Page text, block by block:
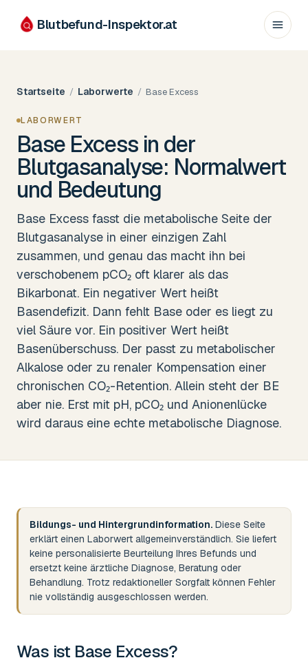
Blutbefund-Inspektor.at
Startseite / Laborwerte / Base Excess
LABORWERT
Base Excess in der
Blutgasanalyse: Normalwert
und Bedeutung
Base Excess fasst die metabolische Seite der
Blutgasanalyse in einer einzigen Zahl
zusammen, und genau das macht ihn bei
verschobenem pCO₂ oft klarer als das
Bikarbonat. Ein negativer Wert heißt
Basendefizit. Dann fehlt Base oder es liegt zu
viel Säure vor. Ein positiver Wert heißt
Basenüberschuss. Der passt zu metabolischer
Alkalose oder zu renaler Kompensation einer
chronischen CO₂-Retention. Allein steht der BE
aber nie. Erst mit pH, pCO₂ und Anionenlücke
wird daraus eine echte metabolische Diagnose.
Bildungs- und Hintergrundinformation. Diese Seite
erklärt einen Laborwert allgemeinverständlich. Sie liefert
keine personalisierte Beurteilung Ihres Befunds und
ersetzt keine ärztliche Diagnose, Beratung oder
Behandlung. Trotz redaktioneller Sorgfalt können Fehler
nie vollständig ausgeschlossen werden.
Was ist Base Excess?